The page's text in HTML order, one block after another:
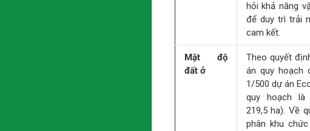
hỏi khả năng
để duy trì trải
cam kết.
Mật độ
đất ở
Theo quyết
án quy hoạch
1/500 dự án
quy hoạch là
219,5 ha). Về
phân khu